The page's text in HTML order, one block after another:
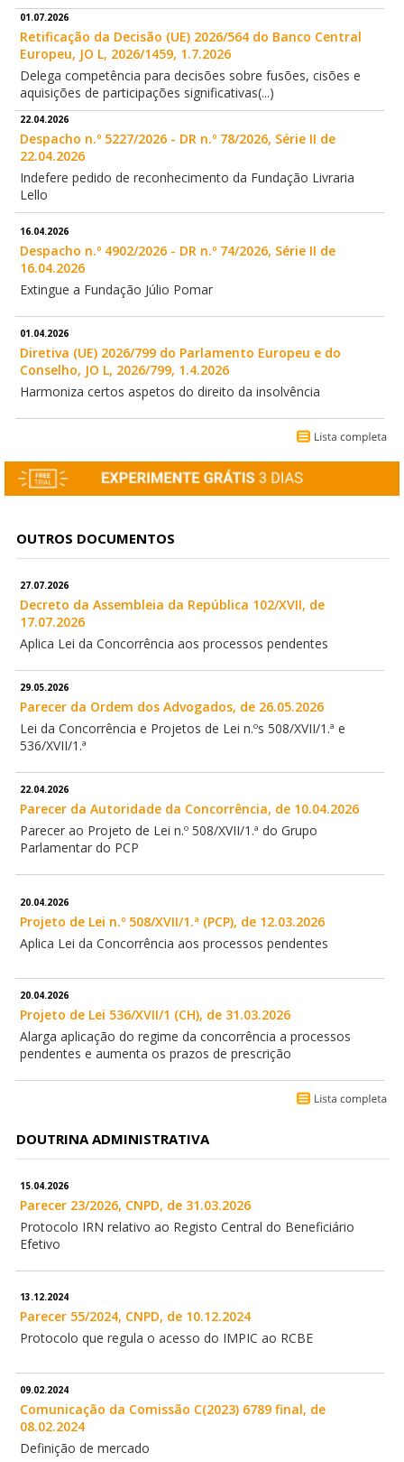
01.07.2026
Retificação da Decisão (UE) 2026/564 do Banco Central
Europeu, JO L, 2026/1459, 1.7.2026
Delega competência para decisões sobre fusões, cisões e
aquisições de participações significativas(...)
22.04.2026
Despacho n.º 5227/2026 - DR n.º 78/2026, Série II de
22.04.2026
Indefere pedido de reconhecimento da Fundação Livraria
Lello
16.04.2026
Despacho n.º 4902/2026 - DR n.º 74/2026, Série II de
16.04.2026
Extingue a Fundação Júlio Pomar
01.04.2026
Diretiva (UE) 2026/799 do Parlamento Europeu e do
Conselho, JO L, 2026/799, 1.4.2026
Harmoniza certos aspetos do direito da insolvência
OUTROS DOCUMENTOS
27.07.2026
Decreto da Assembleia da República 102/XVII, de
17.07.2026
Aplica Lei da Concorrência aos processos pendentes
29.05.2026
Parecer da Ordem dos Advogados, de 26.05.2026
Lei da Concorrência e Projetos de Lei n.ºs 508/XVII/1.ª e
536/XVII/1.ª
22.04.2026
Parecer da Autoridade da Concorrência, de 10.04.2026
Parecer ao Projeto de Lei n.º 508/XVII/1.ª do Grupo
Parlamentar do PCP
20.04.2026
Projeto de Lei n.º 508/XVII/1.ª (PCP), de 12.03.2026
Aplica Lei da Concorrência aos processos pendentes
20.04.2026
Projeto de Lei 536/XVII/1 (CH), de 31.03.2026
Alarga aplicação do regime da concorrência a processos
pendentes e aumenta os prazos de prescrição
DOUTRINA ADMINISTRATIVA
15.04.2026
Parecer 23/2026, CNPD, de 31.03.2026
Protocolo IRN relativo ao Registo Central do Beneficiário
Efetivo
13.12.2024
Parecer 55/2024, CNPD, de 10.12.2024
Protocolo que regula o acesso do IMPIC ao RCBE
09.02.2024
Comunicação da Comissão C(2023) 6789 final, de
08.02.2024
Definição de mercado